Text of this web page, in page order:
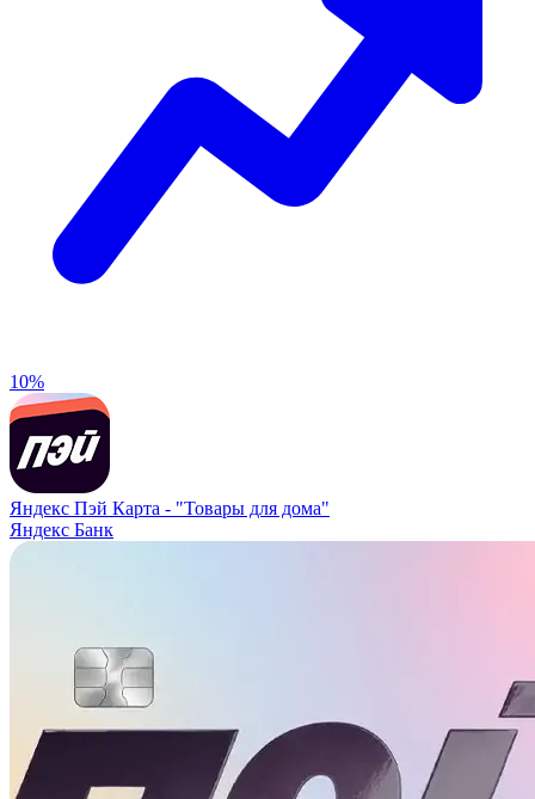
10%
Яндекс Пэй Карта - "Товары для дома"
Яндекс Банк